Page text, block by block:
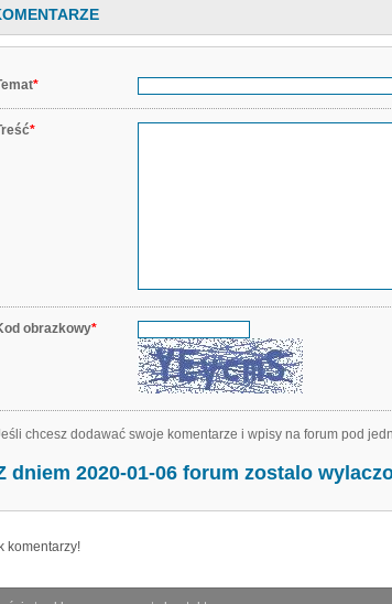
*
*
obrazkowy*
chcesz dodawać swoje komentarze i wpisy na forum pod
dniem 2020-01-06 forum zostalo
komentarzy!